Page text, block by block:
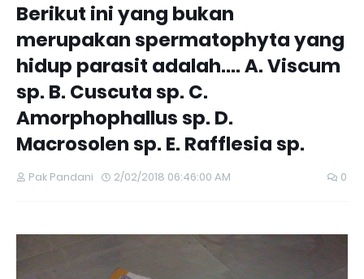
Berikut ini yang bukan
merupakan spermatophyta yang
hidup parasit adalah.... A. Viscum
sp. B. Cuscuta sp. C.
Amorphophallus sp. D.
Macrosolen sp. E. Rafflesia sp.
Pak Pandani 2/02/2018 06:46:00 AM 0